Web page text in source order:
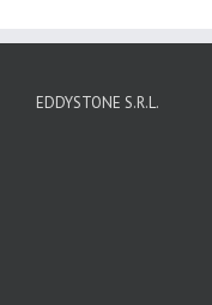
EDDYSTONE S.R.L.